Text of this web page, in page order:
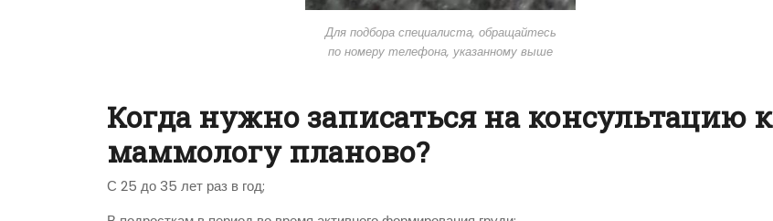
Для подбора специалиста, обращайтесь
по номеру телефона, указанному выше
Когда нужно записаться на консультацию к
маммологу планово?
С 25 до 35 лет раз в год;